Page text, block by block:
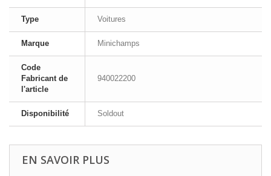
Type Voitures
Marque Minichamps
Code
Fabricant de
l'article
940022200
Disponibilité Soldout
EN SAVOIR PLUS